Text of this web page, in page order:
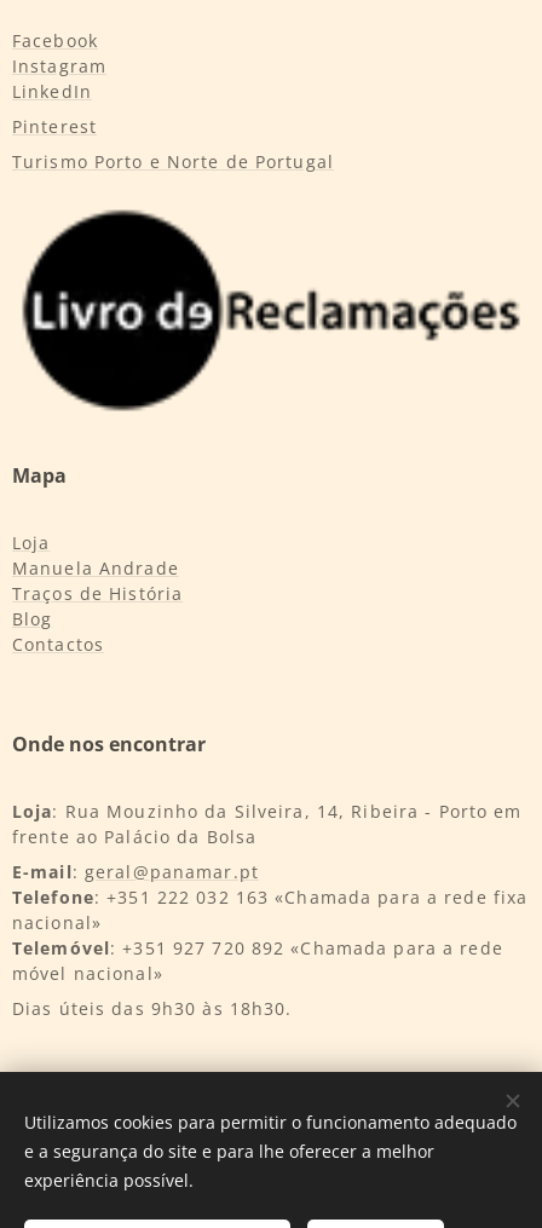
Facebook
Instagram
LinkedIn
Pinterest
Turismo Porto e Norte de Portugal
Mapa
Loja
Manuela Andrade
Traços de História
Blog
Contactos
Onde nos encontrar
Loja: Rua Mouzinho da Silveira, 14, Ribeira - Porto em
frente ao Palácio da Bolsa
E-mail: geral@panamar.pt
Telefone: +351 222 032 163 «Chamada para a rede fixa
nacional»
Telemóvel: +351 927 720 892 «Chamada para a rede
móvel nacional»
Dias úteis das 9h30 às 18h30.
Desenvolvido porInnTurtle Cookies
Utilizamos cookies para permitir o funcionamento adequado
e a segurança do site e para lhe oferecer a melhor
experiência possível.